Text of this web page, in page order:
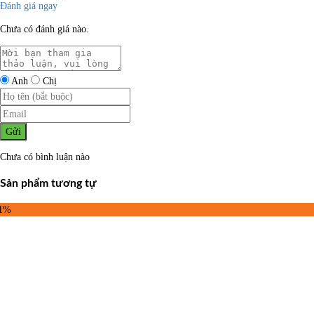
Đánh giá ngay
Chưa có đánh giá nào.
Anh Chị
Gửi
Chưa có bình luận nào
Sản phẩm tương tự